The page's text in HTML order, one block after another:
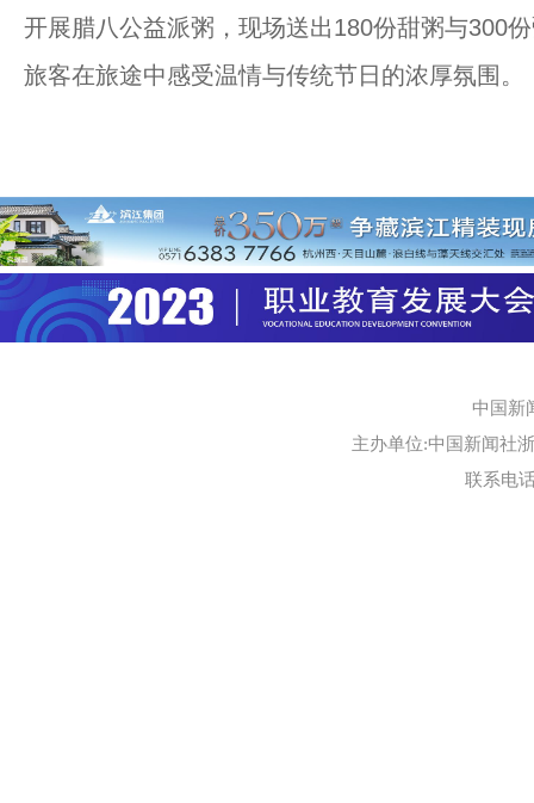
开展腊八公益派粥，现场送出180份甜粥与300
旅客在旅途中感受温情与传统节日的浓厚氛围。
中国新
主办单位:中国新闻社
联系电